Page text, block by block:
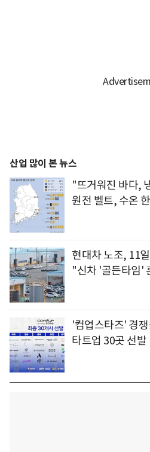
산업 많이 본 뉴스
"뜨거워진 바다,
원전 벨트, 수온
현대차 노조, 11
"신차 '골든타임'
'컴업스타즈' 경
타트업 30곳 선발